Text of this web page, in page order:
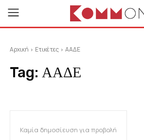
Αρχική Ετικέτες ΑΑΔΕ
Tag: ΑΑΔΕ
Καμία δημοσίευση για προβολή